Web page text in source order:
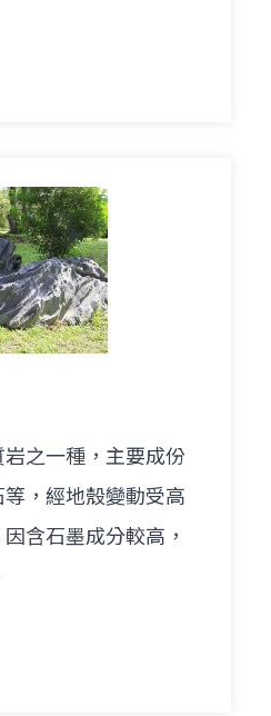
之一種，主要成份
，經地殼變動受高
含石墨成分較高，